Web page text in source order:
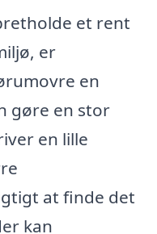
et rent
er
en
gøre en stor
en lille
at finde det
kan